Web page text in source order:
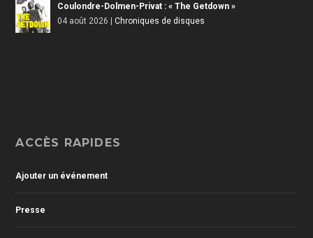
Coulondre-Dolmen-Privat : « The Getdown »
04 août 2026 |Chroniques de disques
ACCÈS RAPIDES
Ajouter un événement
Presse